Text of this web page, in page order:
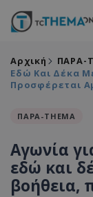
Αρχική ΠΑΡΑ-
Εδώ Και Δέκα
Προσφέρεται
ΠΑΡΑ-THEMA
Αγωνία
εδώ και
βοήθεια,